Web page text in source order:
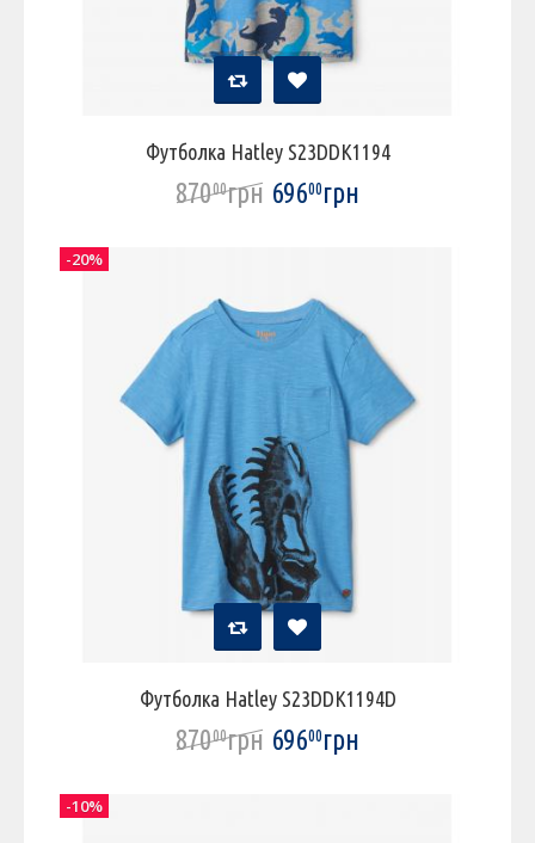
Футболка Hatley S23DDK1194
87000грн 69600грн
Футболка Hatley S23DDK1194D
87000грн 69600грн
-20%
-10%